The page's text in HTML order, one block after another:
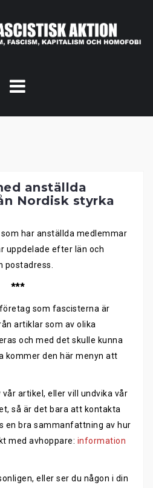
anställda
Nordisk styrka
har anställda medlemmar
uppdelade efter län och
***
som fascisterna är
artiklar som av olika
och med det skulle kunna
kommer den här menyn att
artikel, eller vill undvika vår
så är det bara att kontakta
en bra sammanfattning av hur
med avhoppare: information
eller ser du någon i din